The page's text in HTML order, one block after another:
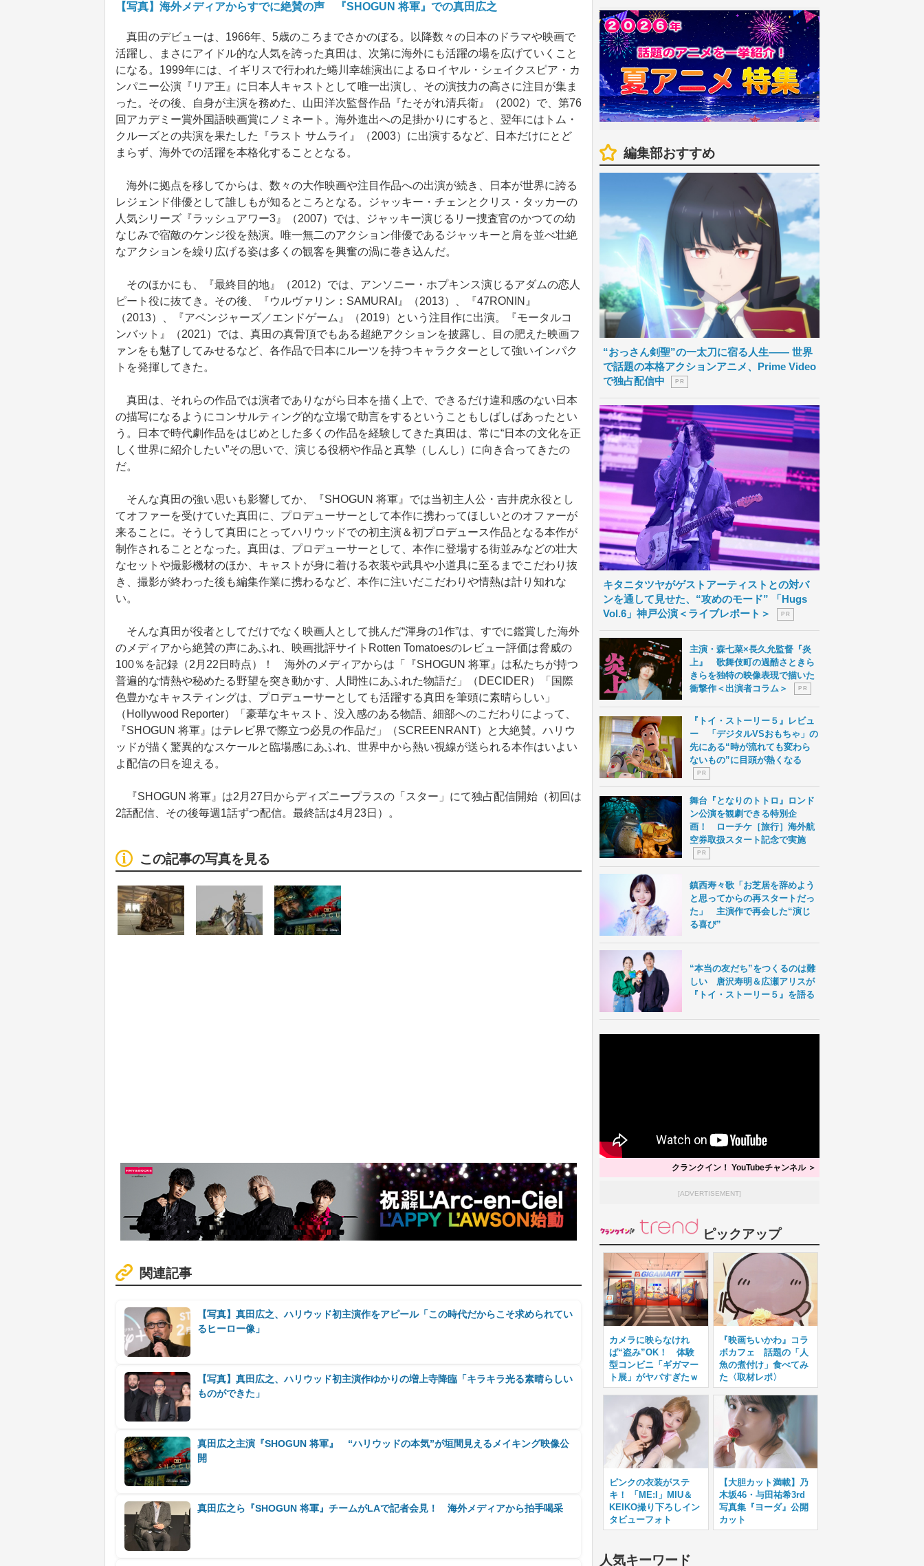
【写真】海外メディアからすでに絶賛の声 『SHOGUN 将軍』での真田広之
真田のデビューは、1966年、5歳のころまでさかのぼる。以降数々の日本のドラマや映画で
活躍し、まさにアイドル的な人気を誇った真田は、次第に海外にも活躍の場を広げていくこと
になる。1999年には、イギリスで行われた蜷川幸雄演出によるロイヤル・シェイクスピア・カ
ンパニー公演『リア王』に日本人キャストとして唯一出演し、その演技力の高さに注目が集ま
った。その後、自身が主演を務めた、山田洋次監督作品『たそがれ清兵衛』（2002）で、第76
回アカデミー賞外国語映画賞にノミネート。海外進出への足掛かりにすると、翌年にはトム・
クルーズとの共演を果たした『ラスト サムライ』（2003）に出演するなど、日本だけにとど
まらず、海外での活躍を本格化することとなる。
海外に拠点を移してからは、数々の大作映画や注目作品への出演が続き、日本が世界に誇る
レジェンド俳優として誰しもが知るところとなる。ジャッキー・チェンとクリス・タッカーの
人気シリーズ『ラッシュアワー3』（2007）では、ジャッキー演じるリー捜査官のかつての幼
なじみで宿敵のケンジ役を熱演。唯一無二のアクション俳優であるジャッキーと肩を並べ壮絶
なアクションを繰り広げる姿は多くの観客を興奮の渦に巻き込んだ。
そのほかにも、『最終目的地』（2012）では、アンソニー・ホプキンス演じるアダムの恋人
ピート役に抜てき。その後、『ウルヴァリン：SAMURAI』（2013）、『47RONIN』
（2013）、『アベンジャーズ／エンドゲーム』（2019）という注目作に出演。『モータルコ
ンバット』（2021）では、真田の真骨頂でもある超絶アクションを披露し、目の肥えた映画フ
ァンをも魅了してみせるなど、各作品で日本にルーツを持つキャラクターとして強いインパク
トを発揮してきた。
真田は、それらの作品では演者でありながら日本を描く上で、できるだけ違和感のない日本
の描写になるようにコンサルティング的な立場で助言をするということもしばしばあったとい
う。日本で時代劇作品をはじめとした多くの作品を経験してきた真田は、常に“日本の文化を正
しく世界に紹介したい”その思いで、演じる役柄や作品と真摯（しんし）に向き合ってきたの
だ。
そんな真田の強い思いも影響してか、『SHOGUN 将軍』では当初主人公・吉井虎永役とし
てオファーを受けていた真田に、プロデューサーとして本作に携わってほしいとのオファーが
来ることに。そうして真田にとってハリウッドでの初主演＆初プロデュース作品となる本作が
制作されることとなった。真田は、プロデューサーとして、本作に登場する街並みなどの壮大
なセットや撮影機材のほか、キャストが身に着ける衣装や武具や小道具に至るまでこだわり抜
き、撮影が終わった後も編集作業に携わるなど、本作に注いだこだわりや情熱は計り知れな
い。
そんな真田が役者としてだけでなく映画人として挑んだ“渾身の1作”は、すでに鑑賞した海外
のメディアから絶賛の声にあふれ、映画批評サイトRotten Tomatoesのレビュー評価は脅威の
100％を記録（2月22日時点）！ 海外のメディアからは「『SHOGUN 将軍』は私たちが持つ
普遍的な情熱や秘めたる野望を突き動かす、人間性にあふれた物語だ」（DECIDER）「国際
色豊かなキャスティングは、プロデューサーとしても活躍する真田を筆頭に素晴らしい」
（Hollywood Reporter）「豪華なキャスト、没入感のある物語、細部へのこだわりによって、
『SHOGUN 将軍』はテレビ界で際立つ必見の作品だ」（SCREENRANT）と大絶賛。ハリウ
ッドが描く驚異的なスケールと臨場感にあふれ、世界中から熱い視線が送られる本作はいよい
よ配信の日を迎える。
『SHOGUN 将軍』は2月27日からディズニープラスの「スター」にて独占配信開始（初回は
2話配信、その後毎週1話ずつ配信。最終話は4月23日）。
この記事の写真を見る
関連記事
【写真】真田広之、ハリウッド初主演作をアピール「この時代だからこそ求められてい
るヒーロー像」
【写真】真田広之、ハリウッド初主演作ゆかりの増上寺降臨「キラキラ光る素晴らしい
ものができた」
真田広之主演『SHOGUN 将軍』 “ハリウッドの本気”が垣間見えるメイキング映像公
開
真田広之ら『SHOGUN 将軍』チームがLAで記者会見！ 海外メディアから拍手喝采
編集部おすすめ
“おっさん剣聖”の一太刀に宿る人生―― 世界
で話題の本格アクションアニメ、Prime Video
で独占配信中
P R
キタニタツヤがゲストアーティストとの対バ
ンを通して見せた、“攻めのモード” 「Hugs
Vol.6」神戸公演＜ライブレポート＞
P R
主演・森七菜×長久允監督『炎
上』 歌舞伎町の過酷さときら
きらを独特の映像表現で描いた
衝撃作＜出演者コラム＞
P R
『トイ・ストーリー５』レビュ
ー 「デジタルVSおもちゃ」の
先にある“時が流れても変わら
ないもの”に目頭が熱くなる
P R
舞台『となりのトトロ』ロンド
ン公演を観劇できる特別企
画！ ローチケ［旅行］海外航
空券取扱スタート記念で実施
P R
鎮西寿々歌「お芝居を辞めよう
と思ってからの再スタートだっ
た」 主演作で再会した“演じ
る喜び”
“本当の友だち”をつくるのは難
しい 唐沢寿明＆広瀬アリスが
『トイ・ストーリー５』を語る
クランクイン！ YouTubeチャンネル ＞
[ADVERTISEMENT]
ピックアップ
カメラに映らなけれ
ば“盗み”OK！ 体験
型コンビニ「ギガマー
ト展」がヤバすぎたｗ
『映画ちいかわ』コラ
ボカフェ 話題の「人
魚の煮付け」食べてみ
た〈取材レポ〉
ピンクの衣装がステ
キ！ 「ME:I」MIU＆
KEIKO撮り下ろしイン
タビューフォト
【大胆カット満載】乃
木坂46・与田祐希3rd
写真集『ヨーダ』公開
カット
人気キーワード